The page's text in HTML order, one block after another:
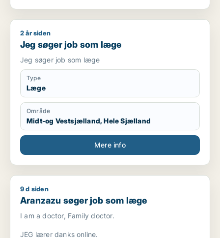
Jeg søger job som læge
2 år siden
Jeg søger job som læge
Jeg søger job som læge
Type
Læge
Område
Midt-og Vestsjælland, Hele Sjælland
Mere info
Aranzazu søger job som læge
9 d siden
Aranzazu søger job som læge
I am a doctor, Family doctor.
JEG lærer danks online.